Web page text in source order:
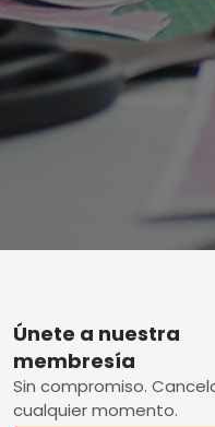
Footer
Únete a nuestra
membresía
Sin compromiso.
cualquier momento.